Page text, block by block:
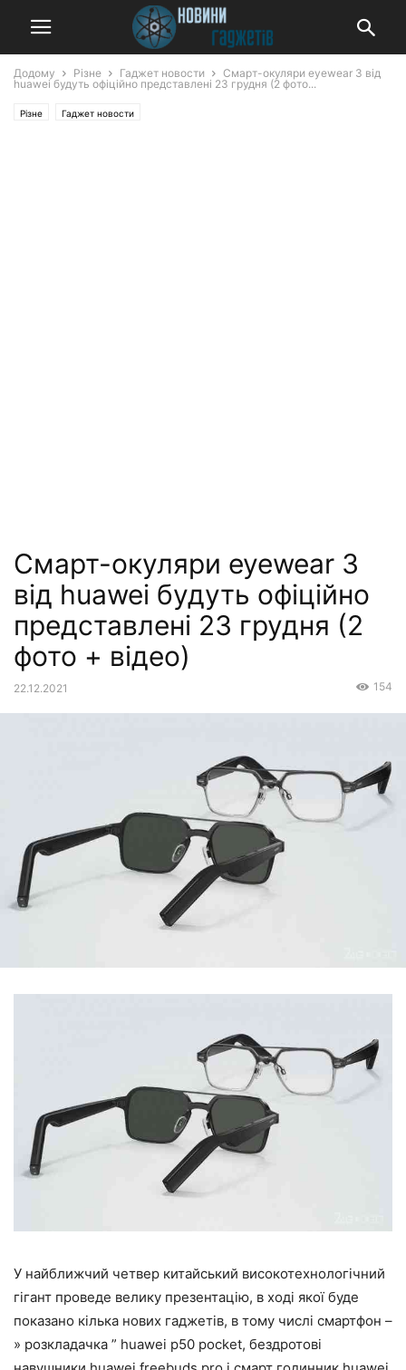
Додому Різне Гаджет новости
Смарт-окуляри eyewear 3 від
huawei будуть офіційно представлені 23 грудня (2 фото...
Різне Гаджет новости
Смарт-окуляри eyewear 3
від huawei будуть офіційно
представлені 23 грудня (2
фото + відео)
22.12.2021 154
У найближчий четвер китайський високотехнологічний
гігант проведе велику презентацію, в ході якої буде
показано кілька нових гаджетів, в тому числі смартфон –
» розкладачка ” huawei p50 pocket, бездротові